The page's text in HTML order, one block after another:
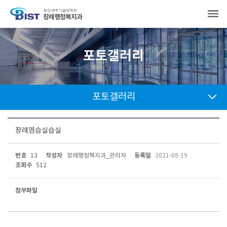
장례행정복지과
포토갤러리
포토갤러리
장례염습실습실
번호 13 작성자 장례행정복지과_관리자 등록일 2021-08-19
조회수 512
첨부파일